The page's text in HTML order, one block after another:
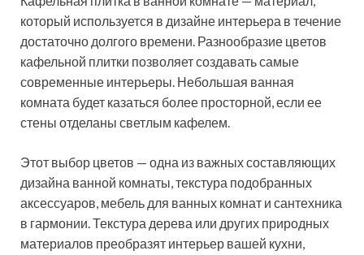
который используется в дизайне интерьера в течение
достаточно долгого времени. Разнообразие цветов
кафельной плитки позволяет создавать самые
современные интерьеры. Небольшая ванная
комната будет казаться более просторной, если ее
стены отделаны светлым кафелем.
Этот выбор цветов — одна из важных составляющих
дизайна ванной комнаты, текстура подобранных
аксессуаров, мебель для ванных комнат и сантехника
в гармонии. Текстура дерева или других природных
материалов преобразят интерьер вашей кухни,